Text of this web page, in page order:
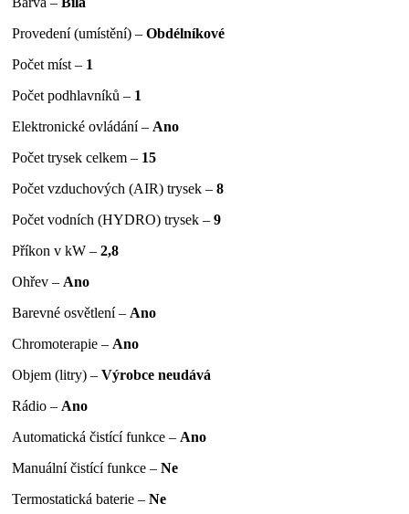
Provedení (umístění) – Obdélníkové
Počet míst – 1
Počet podhlavníků – 1
Elektronické ovládání – Ano
Počet trysek celkem – 15
Počet vzduchových (AIR) trysek – 8
Počet vodních (HYDRO) trysek – 9
Příkon v kW – 2,8
Ohřev – Ano
Barevné osvětlení – Ano
Chromoterapie – Ano
Objem (litry) – Výrobce neudává
Rádio – Ano
Automatická čistící funkce – Ano
Manuální čistící funkce – Ne
Termostatická baterie – Ne